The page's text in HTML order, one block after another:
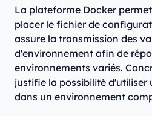
La plateforme Docker
placer le fichier de
assure la transmission des
d'environnement afin de
environnements variés.
justifie la possibilité d'utiliser
dans un environnement